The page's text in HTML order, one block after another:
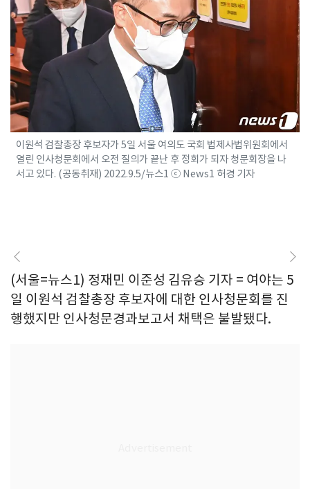
이원석 검찰총장 후보자가 5일 서울 여의도 국회 법제사법위원회에서
열린 인사청문회에서 오전 질의가 끝난 후 정회가 되자 청문회장을 나
서고 있다. (공동취재) 2022.9.5/뉴스1 ⓒ News1 허경 기자
(서울=뉴스1) 정재민 이준성 김유승 기자 = 여야는 5
일 이원석 검찰총장 후보자에 대한 인사청문회를 진
행했지만 인사청문경과보고서 채택은 불발됐다.